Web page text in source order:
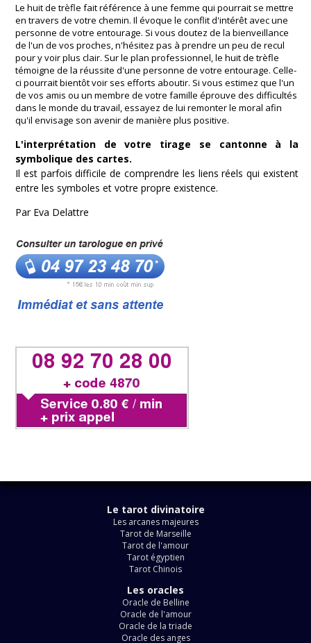
Le huit de trèfle fait référence à une femme qui pourrait se mettre
en travers de votre chemin. Il évoque le conflit d'intérêt avec une
personne de votre entourage. Si vous doutez de la bienveillance
de l'un de vos proches, n'hésitez pas à prendre un peu de recul
pour y voir plus clair. Sur le plan professionnel, le huit de trèfle
témoigne de la réussite d'une personne de votre entourage. Celle-
ci pourrait bientôt voir ses efforts aboutir. Si vous estimez que l'un
de vos amis ou un membre de votre famille éprouve des difficultés
dans le monde du travail, essayez de lui remonter le moral afin
qu'il envisage son avenir de manière plus positive.
L'interprétation de votre tirage se cantonne à la
symbolique des cartes.
Il est parfois difficile de comprendre les liens réels qui existent
entre les symboles et votre propre existence.
Par Eva Delattre
Le tarot divinatoire
Les arcanes majeures
Tarot de Marseille
Tarot de l'amour
Tarot égyptien
Tarot Chinois
Les oracles
Oracle de Belline
Oracle de l'amour
Oracle de la triade
Oracle des anges